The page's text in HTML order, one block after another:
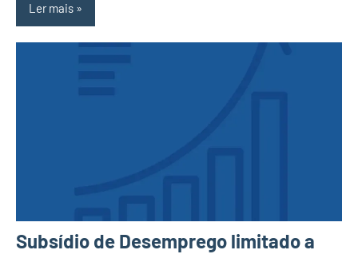
Ler mais
Subsídio de Desemprego limitado a